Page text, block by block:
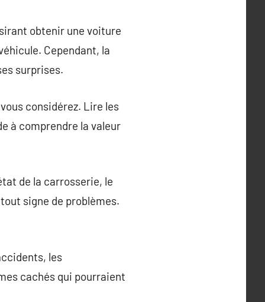
obtenir une voiture
Cependant, la
surprises.
considérez. Lire les
à comprendre la valeur
de la carrosserie, le
signe de problèmes.
les
cachés qui pourraient